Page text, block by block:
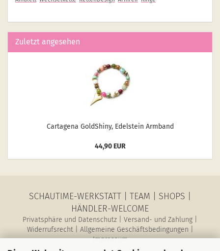
Zuletzt angesehen
Car­ta­ge­na GoldS­hiny, Edel­stein Arm­band
44,90 EUR
SCHAUTIME-WERKSTATT TEAM SHOPS
HÄNDLER-WELCOME
Privatsphäre und Datenschutz Versand- und Zahlung
Widerrufsrecht| Allgemeine Geschäftsbedingungen
Impressum